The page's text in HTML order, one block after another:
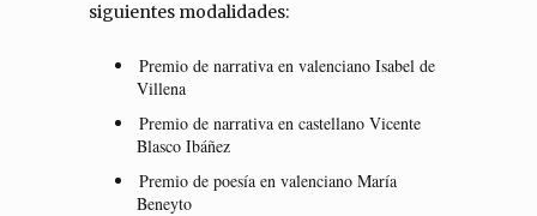
siguientes modalidades:
Premio de narrativa en valenciano Isabel de
Villena
Premio de narrativa en castellano Vicente
Blasco Ibáñez
Premio de poesía en valenciano María
Beneyto